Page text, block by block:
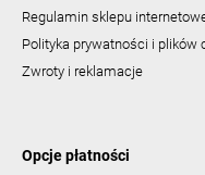
Regulamin sklepu
Polityka prywatności i plików
Zwroty i reklamacje
Opcje płatności